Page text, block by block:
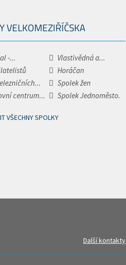
VELKOMEZIŘÍČSKA
-...
Vlastivědná a...
Horáčan
Spolek žen
centrum...
Spolek Jednoměsto.
VŠECHNY SPOLKY
Další kontakty